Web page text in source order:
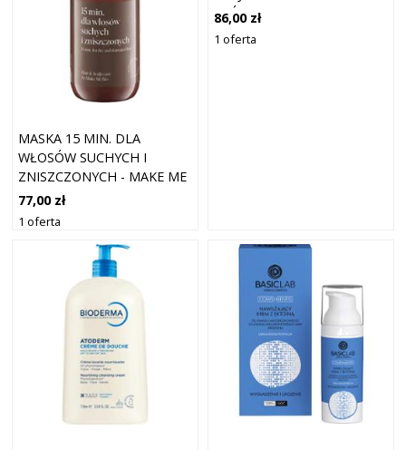
MASKA 15 MIN. DLA
WŁOSÓW SUCHYCH I
ZNISZCZONYCH - MAKE ME
BIO - HAIR AND SCALP CARE
- 250 ML
77,00 zł
1 oferta
SKÓRY NORMALNEJ I
SUCHEJ 50 ML
86,00 zł
1 oferta